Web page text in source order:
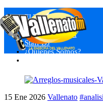
to
content
El Tendedero
Nuestros Eventos
Programas VFM
Staff DJ
¿Quienes Somos?
15 Ene 2026 Vallenato